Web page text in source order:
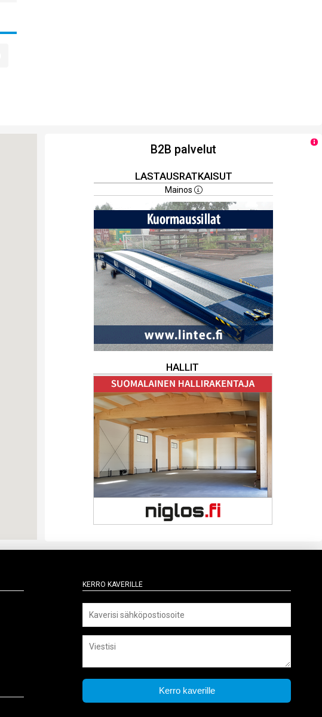
B2B palvelut
LASTAUSRATKAISUT
Mainos
HALLIT
Kerro kaverille